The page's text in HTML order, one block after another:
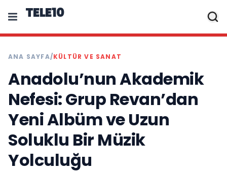
TELE10
ANA SAYFA/KÜLTÜR VE SANAT
Anadolu’nun Akademik
Nefesi: Grup Revan’dan
Yeni Albüm ve Uzun
Soluklu Bir Müzik
Yolculuğu